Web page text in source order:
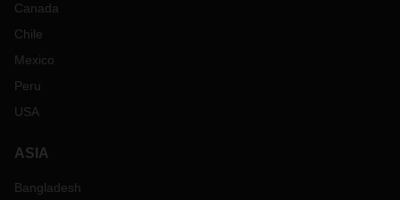
Canada
Chile
Mexico
Peru
USA
ASIA
Bangladesh